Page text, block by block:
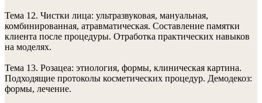
Тема 12. Чистки лица: ультразвуковая, мануальная,
комбинированная, атравматическая. Составление памятки
клиента после процедуры. Отработка практических навыков
на моделях.
Тема 13. Розацеа: этиология, формы, клиническая картина.
Подходящие протоколы косметических процедур. Демодекоз:
формы, лечение.